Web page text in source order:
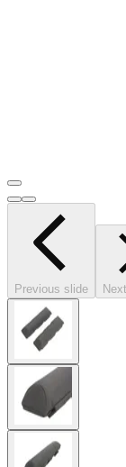
Previous slide